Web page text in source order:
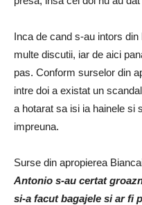
Inca de cand s-au intors
multe discutii, iar de aici
pas. Conform surselor din
intre doi a existat un
a hotarat sa isi ia hainele si
impreuna.
Surse din apropierea
Antonio s-au certat
si-a facut bagajele si ar fi